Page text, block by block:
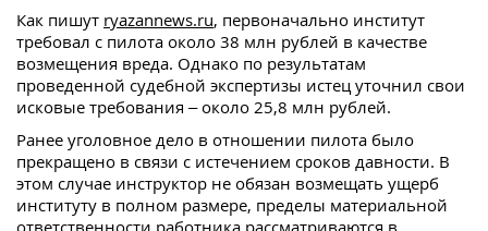
Как пишут ryazannews.ru, первоначально институт
требовал с пилота около 38 млн рублей в качестве
возмещения вреда. Однако по результатам
проведенной судебной экспертизы истец уточнил свои
исковые требования – около 25,8 млн рублей.
Ранее уголовное дело в отношении пилота было
прекращено в связи с истечением сроков давности. В
этом случае инструктор не обязан возмещать ущерб
институту в полном размере, пределы материальной